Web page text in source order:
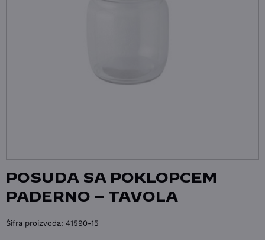
POSUDA SA POKLOPCEM
PADERNO – TAVOLA
Šifra proizvoda: 41590-15